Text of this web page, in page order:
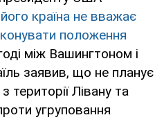
його країна не вважає
положення
між Вашингтоном і
заявив, що не планує
території Лівану та
угруповання